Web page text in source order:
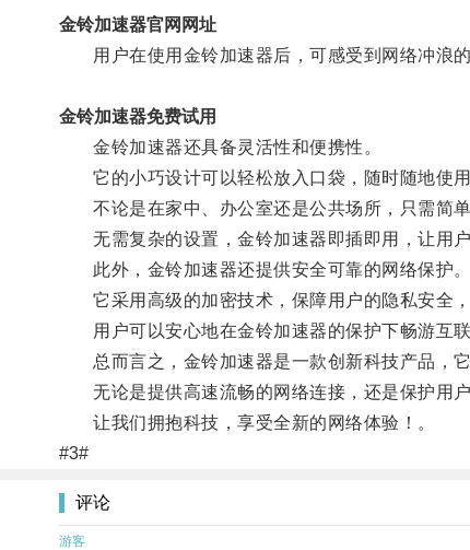
金铃加速器官网网址
用户在使用金铃加速器后，可感受到网络冲浪的
金铃加速器免费试用
金铃加速器还具备灵活性和便携性。
它的小巧设计可以轻松放入口袋，随时随地使用
不论是在家中、办公室还是公共场所，只需简单
无需复杂的设置，金铃加速器即插即用，让用户
此外，金铃加速器还提供安全可靠的网络保护。
它采用高级的加密技术，保障用户的隐私安全，
用户可以安心地在金铃加速器的保护下畅游互联
总而言之，金铃加速器是一款创新科技产品，它
无论是提供高速流畅的网络连接，还是保护用户
让我们拥抱科技，享受全新的网络体验！。
#3#
评论
游客